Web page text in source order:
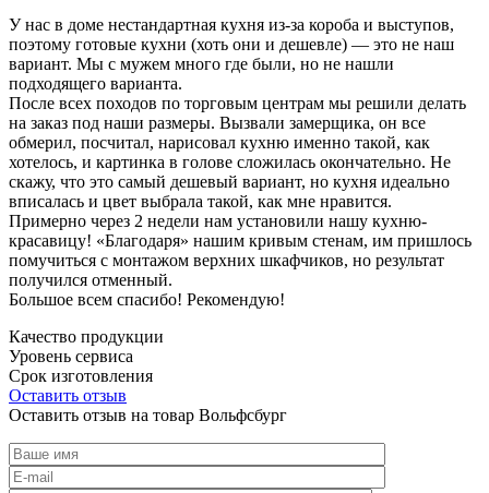
У нас в доме нестандартная кухня из-за короба и выступов,
поэтому готовые кухни (хоть они и дешевле) — это не наш
вариант. Мы с мужем много где были, но не нашли
подходящего варианта.
После всех походов по торговым центрам мы решили делать
на заказ под наши размеры. Вызвали замерщика, он все
обмерил, посчитал, нарисовал кухню именно такой, как
хотелось, и картинка в голове сложилась окончательно. Не
скажу, что это самый дешевый вариант, но кухня идеально
вписалась и цвет выбрала такой, как мне нравится.
Примерно через 2 недели нам установили нашу кухню-
красавицу! «Благодаря» нашим кривым стенам, им пришлось
помучиться с монтажом верхних шкафчиков, но результат
получился отменный.
Большое всем спасибо! Рекомендую!
Качество продукции
Уровень сервиса
Срок изготовления
Оставить отзыв
Оставить отзыв на товар Вольфсбург